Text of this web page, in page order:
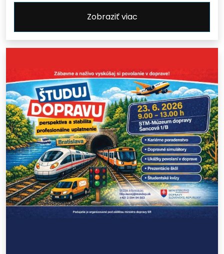
Zobraziť viac